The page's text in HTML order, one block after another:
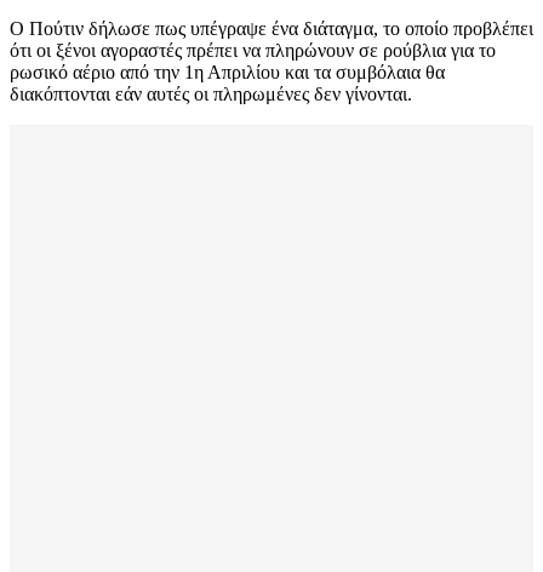
Ο Πούτιν δήλωσε πως υπέγραψε ένα διάταγμα, το οποίο προβλέπει
ότι οι ξένοι αγοραστές πρέπει να πληρώνουν σε ρούβλια για το
ρωσικό αέριο από την 1η Απριλίου και τα συμβόλαια θα
διακόπτονται εάν αυτές οι πληρωμένες δεν γίνονται.